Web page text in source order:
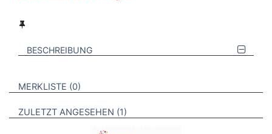
BESCHREIBUNG
VERWEISE AUF VERMERKTE- ODER ZULETZT ANGESEHENE
MERKLISTE 0 BROSCHÜREN
ZULETZT ANGESEHEN 1 BROSCHÜREN